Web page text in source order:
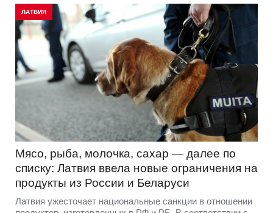
ЛАТВИЯ
Мясо, рыба, молочка, сахар — далее по
списку: Латвия ввела новые ограничения на
продукты из России и Беларуси
Латвия ужесточает национальные санкции в отношении